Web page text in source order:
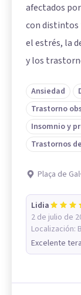
afectados
con distintos
el estrés, la
y los
Ansiedad
Trastorno
Insomnio y
Trastornos
Plaça de
Lidia
2 de julio de
Localización:
Excelente